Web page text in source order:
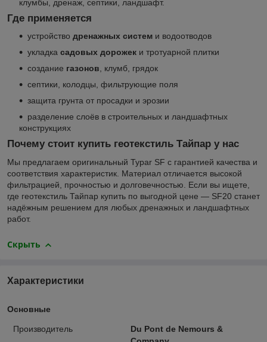
клумбы, дренаж, септики, ландшафт.
Где применяется
устройство дренажных систем и водоотводов
укладка садовых дорожек и тротуарной плитки
создание газонов, клумб, грядок
септики, колодцы, фильтрующие поля
защита грунта от просадки и эрозии
разделение слоёв в строительных и ландшафтных
конструкциях
Почему стоит купить геотекстиль Тайпар у нас
Мы предлагаем оригинальный Typar SF с гарантией качества и
соответствия характеристик. Материал отличается высокой
фильтрацией, прочностью и долговечностью. Если вы ищете,
где геотекстиль Тайпар купить по выгодной цене — SF20 станет
надёжным решением для любых дренажных и ландшафтных
работ.
Скрыть
Характеристики
Основные
Производитель
Du Pont de Nemours &